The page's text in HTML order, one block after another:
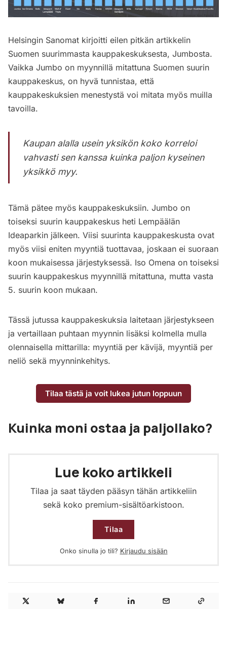
Helsingin Sanomat kirjoitti eilen pitkän artikkelin
Suomen suurimmasta kauppakeskuksesta, Jumbosta.
Vaikka Jumbo on myynnillä mitattuna Suomen suurin
kauppakeskus, on hyvä tunnistaa, että
kauppakeskuksien menestystä voi mitata myös muilla
tavoilla.
Kaupan alalla usein yksikön koko korreloi
vahvasti sen kanssa kuinka paljon kyseinen
yksikkö myy.
Tämä pätee myös kauppakeskuksiin. Jumbo on
toiseksi suurin kauppakeskus heti Lempäälän
Ideaparkin jälkeen. Viisi suurinta kauppakeskusta ovat
myös viisi eniten myyntiä tuottavaa, joskaan ei suoraan
koon mukaisessa järjestyksessä. Iso Omena on toiseksi
suurin kauppakeskus myynnillä mitattuna, mutta vasta
5. suurin koon mukaan.
Tässä jutussa kauppakeskuksia laitetaan järjestykseen
ja vertaillaan puhtaan myynnin lisäksi kolmella mulla
olennaisella mittarilla: myyntiä per kävijä, myyntiä per
neliö sekä myynninkehitys.
Tilaa tästä ja voit lukea jutun loppuun
Kuinka moni ostaa ja paljollako?
Lue koko artikkeli
Tilaa ja saat täyden pääsyn tähän artikkeliin
sekä koko premium-sisältöarkistoon.
Tilaa
Onko sinulla jo tili? Kirjaudu sisään